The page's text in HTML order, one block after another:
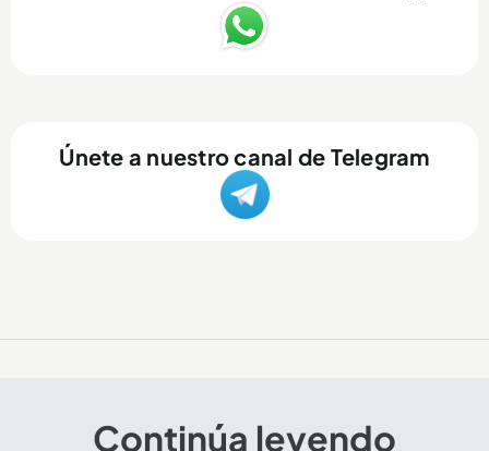
Únete a nuestro canal de Telegram
Continúa leyendo
encuentran en el Palacio Nacional de Medellín